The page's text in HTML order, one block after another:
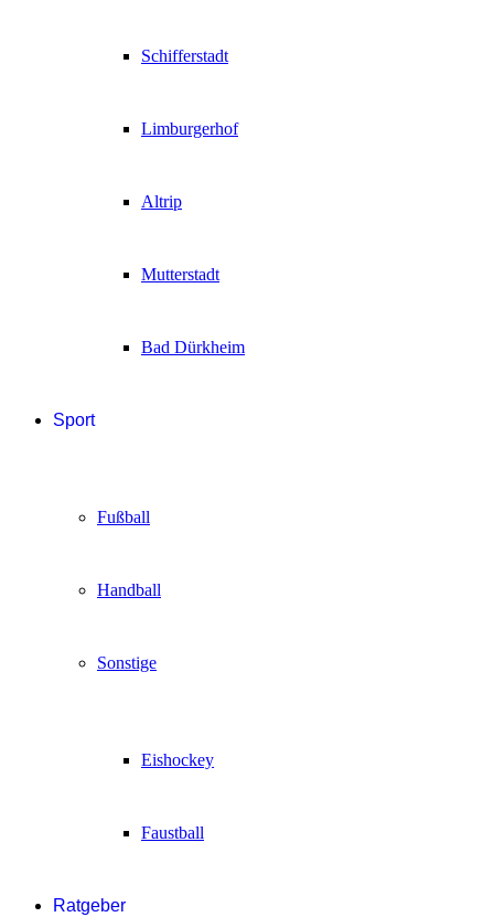
Schifferstadt
Limburgerhof
Altrip
Mutterstadt
Bad Dürkheim
Sport
Fußball
Handball
Sonstige
Eishockey
Faustball
Ratgeber